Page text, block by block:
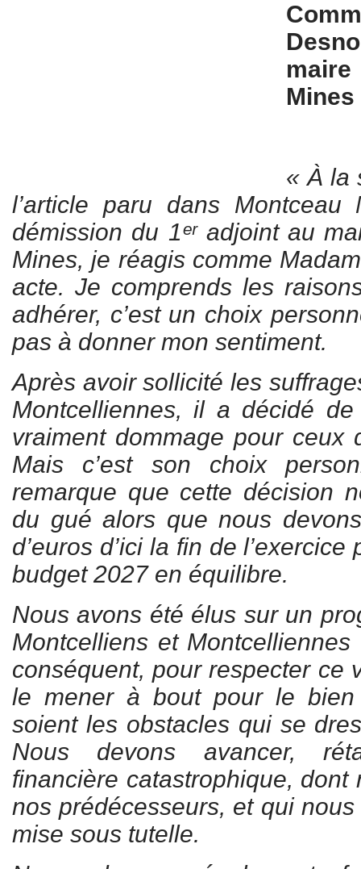
Mines
« À la
l’article paru dans Montceau
démission du 1ᵉʳ adjoint au
Mines, je réagis comme
acte. Je comprends les
adhérer, c’est un choix
pas à donner mon sentiment.
Après avoir sollicité les
Montcelliennes, il a décidé de
vraiment dommage pour ceux
Mais c’est son choix
remarque que cette décision
du gué alors que nous
d’euros d’ici la fin de
budget 2027 en équilibre.
Nous avons été élus sur un
Montcelliens et
conséquent, pour respecter ce
le mener à bout pour le
soient les obstacles qui se
Nous devons avancer,
financière catastrophique, dont
nos prédécesseurs, et qui
mise sous tutelle.